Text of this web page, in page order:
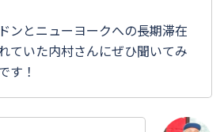
ンとニューヨークへの長期滞在
ていた内村さんにぜひ聞いてみ
す！